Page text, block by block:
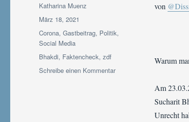
von
Warum
Am
Sucharit
Unrecht
Autor
Katharina Muenz
Veröffentlicht
am
März 18, 2021
Kategorien
Corona,Gastbeitrag, Politik,
Social Media
Schlagwörter
Bhakdi, Faktencheck,zdf
Schreibe einen Kommentarzu
Entschuldigung